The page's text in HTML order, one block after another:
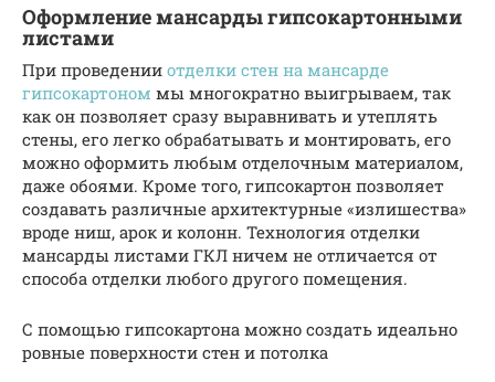
Оформление мансарды гипсокартонными
листами
При проведении отделки стен на мансарде
гипсокартоном мы многократно выигрываем, так
как он позволяет сразу выравнивать и утеплять
стены, его легко обрабатывать и монтировать, его
можно оформить любым отделочным материалом,
даже обоями. Кроме того, гипсокартон позволяет
создавать различные архитектурные «излишества»
вроде ниш, арок и колонн. Технология отделки
мансарды листами ГКЛ ничем не отличается от
способа отделки любого другого помещения.
С помощью гипсокартона можно создать идеально
ровные поверхности стен и потолка